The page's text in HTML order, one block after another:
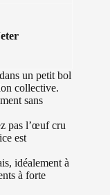
un petit bol
collective.
sans
pas l’œuf cru
est
idéalement à
à forte